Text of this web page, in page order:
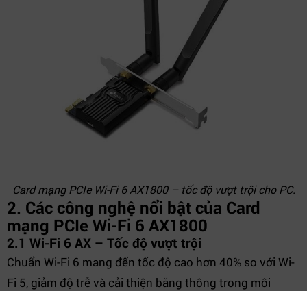
Card mạng PCIe Wi-Fi 6 AX1800 – tốc độ vượt trội cho PC.
2. Các công nghệ nổi bật của Card
mạng PCIe Wi-Fi 6 AX1800
2.1 Wi-Fi 6 AX – Tốc độ vượt trội
Chuẩn Wi-Fi 6 mang đến tốc độ cao hơn 40% so với Wi-
Fi 5, giảm độ trễ và cải thiện băng thông trong môi